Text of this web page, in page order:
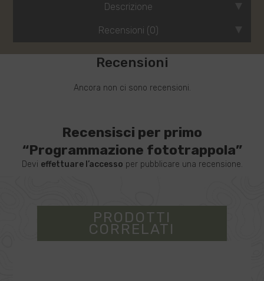
Descrizione
Recensioni (0)
Recensioni
Ancora non ci sono recensioni.
Recensisci per primo
“Programmazione fototrappola”
Devi effettuare l’accesso per pubblicare una recensione.
PRODOTTI
CORRELATI